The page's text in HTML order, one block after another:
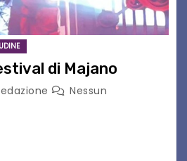
di Majano
Nessun